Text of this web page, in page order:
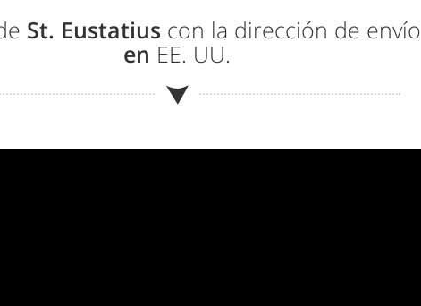
St. Eustatius con la dirección de envío
en EE. UU.